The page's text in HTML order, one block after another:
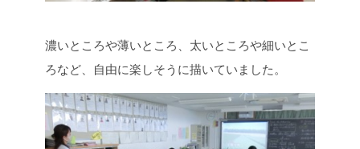
濃いところや薄いところ、太いところや細いとこ
ろなど、自由に楽しそうに描いていました。